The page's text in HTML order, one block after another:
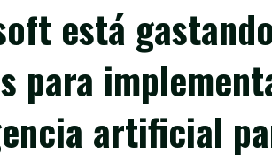
está
para
artificial